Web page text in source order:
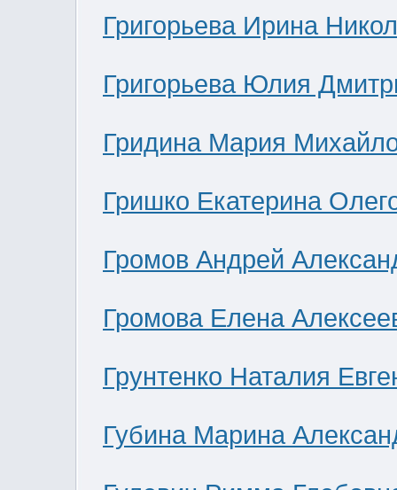
Григорьева Ирина
Григорьева Юлия
Гридина Мария
Гришко Екатерина
Громов Андрей
Громова Елена
Грунтенко Наталия
Губина Марина